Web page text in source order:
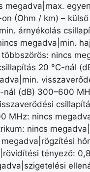
megadva|max.
(Ohm / km) –
árnyékolás
megadva|min.
nincs
20 °C-nál
nál (dB) 300–600
MHz: nincs
nincs
tényező: